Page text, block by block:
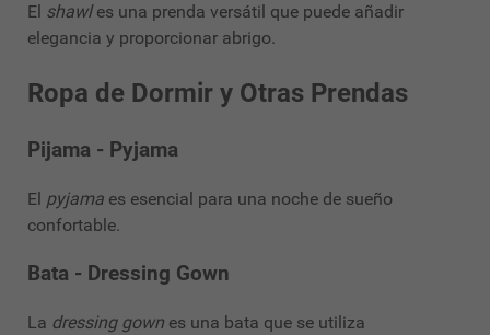
El shawles una prenda versátil que puede añadir
elegancia y proporcionar abrigo.
Ropa de Dormir y Otras Prendas
Pijama - Pyjama
El pyjama es esencial para una noche de sueño
confortable.
Bata - Dressing Gown
La dressing gown es una bata que se utiliza